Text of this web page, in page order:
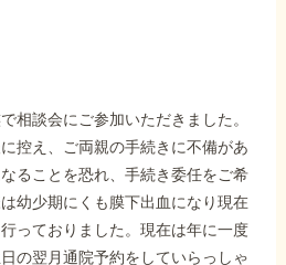
お手紙
相談会にご参加いただきました。
控え、ご両親の手続きに不備があ
ることを恐れ、手続き委任をご希
幼少期にくも膜下出血になり現在
っておりました。現在は年に一度
の翌月通院予約をしていらっしゃ